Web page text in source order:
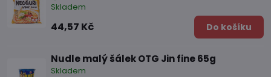
Skladem
44,57 Kč Do košíku
Nudle malý šálek OTG Jin fine 65g
Skladem